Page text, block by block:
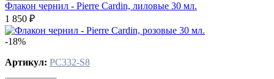
Флакон чернил - Pierre Cardin, лиловые 30 мл.
1 850 ₽
-18%
Артикул: PC332-S8